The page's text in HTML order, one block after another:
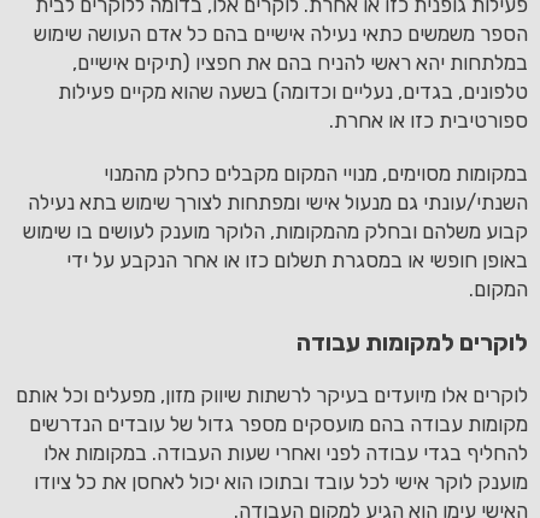
פעילות גופנית כזו או אחרת. לוקרים אלו, בדומה ללוקרים לבית
הספר משמשים כתאי נעילה אישיים בהם כל אדם העושה שימוש
במלתחות יהא ראשי להניח בהם את חפציו (תיקים אישיים,
טלפונים, בגדים, נעליים וכדומה) בשעה שהוא מקיים פעילות
ספורטיבית כזו או אחרת.
במקומות מסוימים, מנויי המקום מקבלים כחלק מהמנוי
השנתי/עונתי גם מנעול אישי ומפתחות לצורך שימוש בתא נעילה
קבוע משלהם ובחלק מהמקומות, הלוקר מוענק לעושים בו שימוש
באופן חופשי או במסגרת תשלום כזו או אחר הנקבע על ידי
המקום.
לוקרים למקומות עבודה
לוקרים אלו מיועדים בעיקר לרשתות שיווק מזון, מפעלים וכל אותם
מקומות עבודה בהם מועסקים מספר גדול של עובדים הנדרשים
להחליף בגדי עבודה לפני ואחרי שעות העבודה. במקומות אלו
מוענק לוקר אישי לכל עובד ובתוכו הוא יכול לאחסן את כל ציודו
האישי עימו הוא הגיע למקום העבודה.